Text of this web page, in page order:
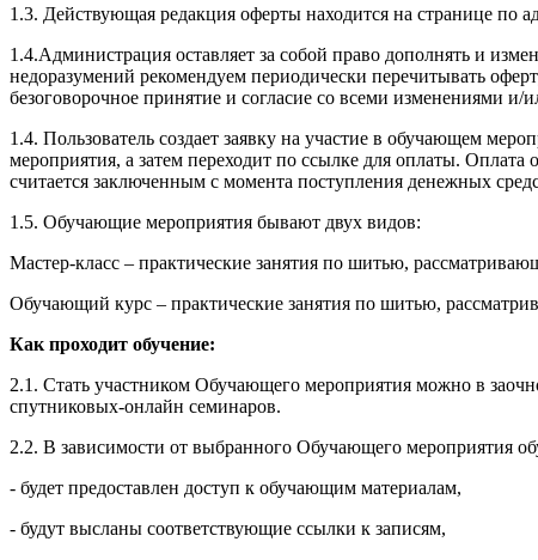
1.3. Действующая редакция оферты находится на странице по
1.4.Администрация оставляет за собой право дополнять и
недоразумений рекомендуем периодически перечитывать
безоговорочное принятие и согласие со всеми изменениями и/
1.4. Пользователь создает заявку на участие в обучающем
мероприятия, а затем переходит по ссылке для оплаты.
считается заключенным с момента поступления денежных
1.5. Обучающие мероприятия бывают двух видов:
Мастер-класс – практические занятия по шитью,
Обучающий курс – практические занятия по шитью,
Как проходит обучение:
2.1. Стать участником Обучающего мероприятия можно в
спутниковых-онлайн семинаров.
2.2. В зависимости от выбранного Обучающего мероприятия
- будет предоставлен доступ к обучающим материалам,
- будут высланы соответствующие ссылки к записям,